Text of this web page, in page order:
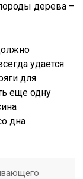
дерева –
удается.
для
еще одну
дна